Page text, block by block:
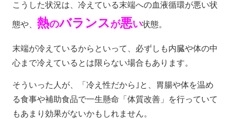
こうした状況は、冷えている末端への血液循環が悪い状
態や、 熱のバランスが悪い状態。
末端が冷えているからといって、必ずしも内臓や体の中
心まで冷えているとは限らない場合もあります。
そういった人が、「冷え性だから｣と、胃腸や体を温め
る食事や補助食品で一生懸命「体質改善」を行っていて
もあまり効果がないかもしれません。